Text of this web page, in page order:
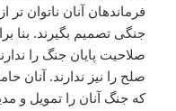
فرماندهان آنان ناتوان تر
جنگی تصمیم بگیرند. بنا
صلاحیت پایان جنگ را
صلح را نیز ندارند. آنان
که جنگ آنان را تمویل و